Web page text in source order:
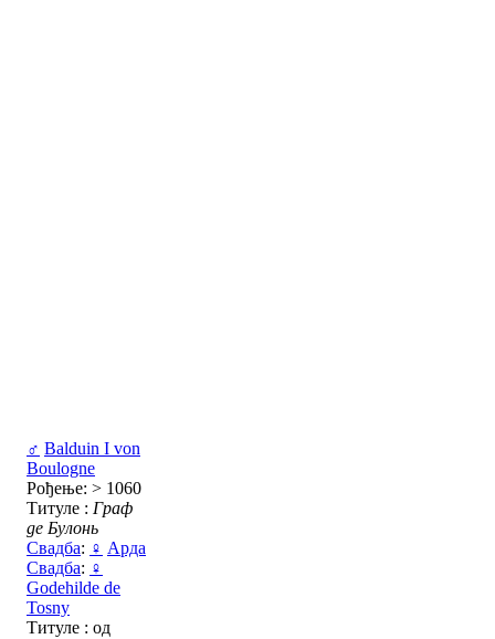
♂ Balduin I von
Boulogne
Рођење: > 1060
Титуле : Граф
де Булонь
Свадба: ♀ Арда
Свадба: ♀
Godehilde de
Tosny
Титуле : од